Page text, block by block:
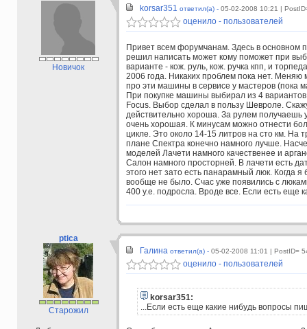
Новичок
korsar351 ответил(а) - 05-02-2008 10:21 |
оценило - пользователей
Привет всем форумчанам. Здесь в основном
решил написать может кому поможет при
варианте - кож. руль, кож. ручка кпп, и
2006 года. Никаких проблем пока нет.
про эти машины в сервисе у мастеров (пока
При покупке машины выбирал из 4
Focus. Выбор сделал в пользу Шевроле.
действительно хороша. За рулем получаешь
очень хорошая. К минусам можно отнести
цикле. Это около 14-15 литров на сто км. На
плане Спектра конечно намного лучше.
моделей Лачети намного качественее и
Салон намного просторней. В лачети есть
этого нет зато есть панарамный люк. Когда
вообще не было. Счас уже появились с
400 у.е. подросла. Вроде все. Если есть еще
ptica
Старожил
Галина ответил(а) - 05-02-2008 11:01 | PostID=
оценило - пользователей
korsar351:
...Если есть еще какие нибудь вопросы